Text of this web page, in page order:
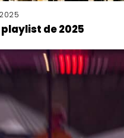
playlist de 2025